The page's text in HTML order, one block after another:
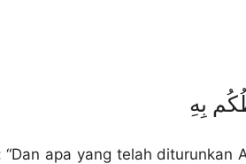
بِهِ
“Dan apa yang telah diturunkan